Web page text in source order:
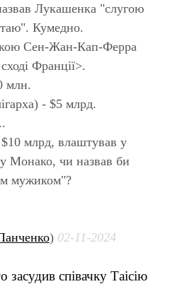
Лукашенка "слугою
Кумедно.
Сен-Жан-Кап-Ферра
Франції>.
млн.
- $5 млрд.
млрд, влаштував у
у Монако, чи назвав би
мужиком"?
) 02-11-2024
засудив співачку Таісію